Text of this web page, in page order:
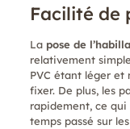
Facilité de
La pose de
relativement
PVC étant léger et
fixer. De plus, les
rapidement, ce
temps passé sur